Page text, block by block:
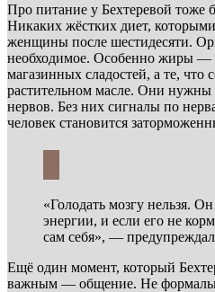
Про питание у Бехтеревой тоже
Никаких жёстких диет,
женщины после шестидесяти.
необходимое. Особенно жиры —
магазинных сладостей, а те, что
растительном масле. Они
нервов. Без них сигналы по
человек становится
«Голодать мозгу нельзя.
энергии, и если его не
сам себя», —
Ещё один момент, который
важным — общение. Не